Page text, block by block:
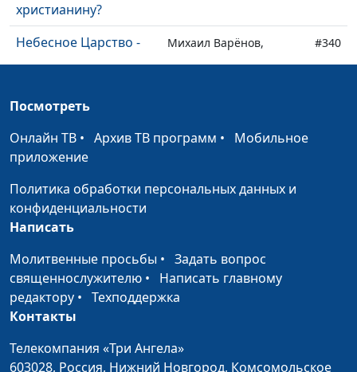
христианину?
Небесное Царство -
ценность, дающая
Михаил Варёнов,
священнослужитель
#340
Дети христиан: как
найти Бога?
священнослужитель
Лучший способ
выразить
благодарность
священнослужитель
Давать ли человеку
второй шанс?
священнослужитель
Исцеляющая вера
Антон Бойков,
священнослужитель
Вы - соль земли
священнослужитель
Посмотреть
Онлайн ТВ • Архив ТВ программ • Мобильное
приложение
Политика обработки персональных данных и
конфиденциальности
Написать
Молитвенные просьбы • Задать вопрос
священнослужителю • Написать главному
редактору • Техподдержка
Контакты
Телекомпания «Три Ангела»
603028, Россия, Нижний Новгород, Комсомольское